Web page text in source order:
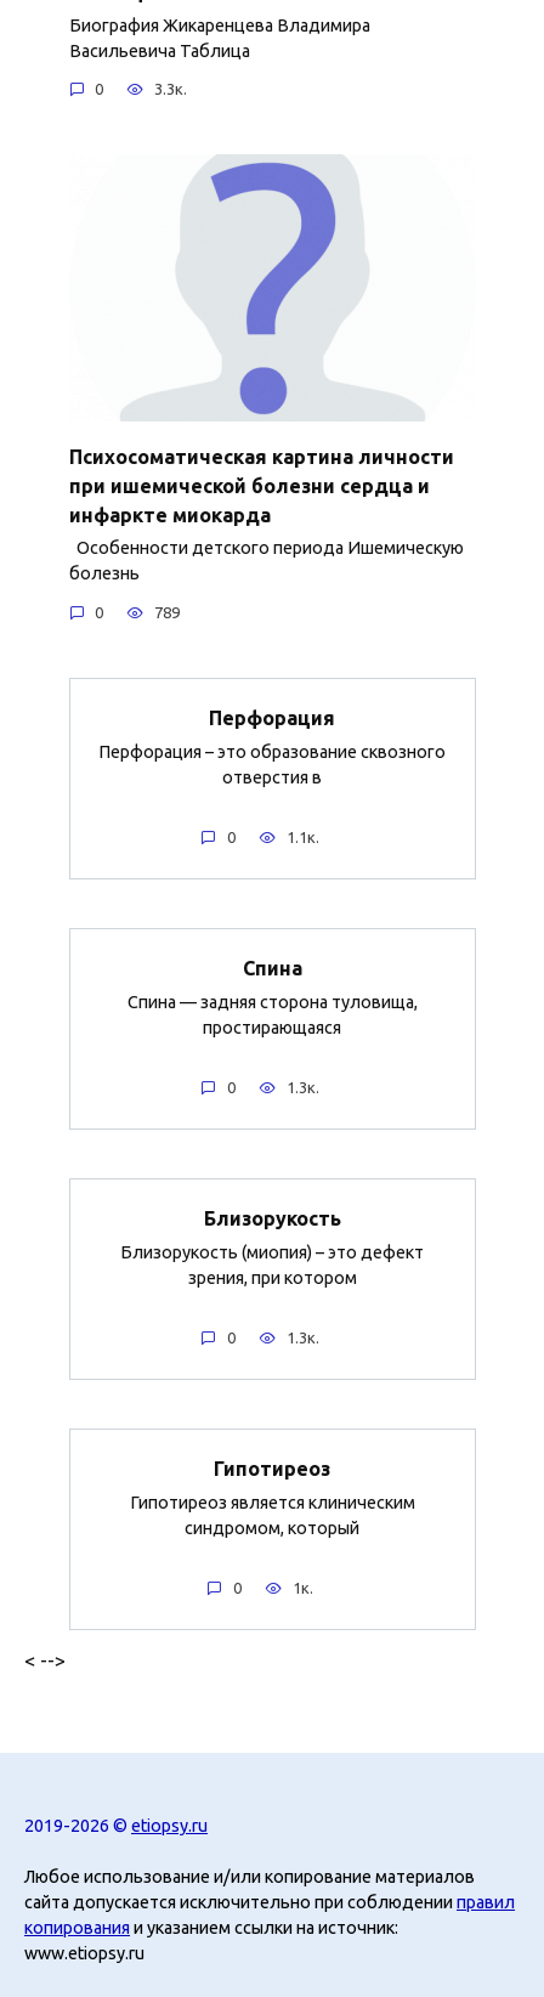
Биография Жикаренцева Владимира
Васильевича Таблица
0 3.3к.
Психосоматическая картина личности
при ишемической болезни сердца и
инфаркте миокарда
Особенности детского периода Ишемическую
болезнь
0 789
Перфорация
Перфорация – это образование сквозного
отверстия в
0 1.1к.
Спина
Спина — задняя сторона туловища,
простирающаяся
0 1.3к.
Близорукость
Близорукость (миопия) – это дефект
зрения, при котором
0 1.3к.
Гипотиреоз
Гипотиреоз является клиническим
синдромом, который
0 1к.
< -->
2019-2026 © etiopsy.ru
Любое использование и/или копирование материалов
сайта допускается исключительно при соблюденииправил
копирования и указанием ссылки на источник:
www.etiopsy.ru